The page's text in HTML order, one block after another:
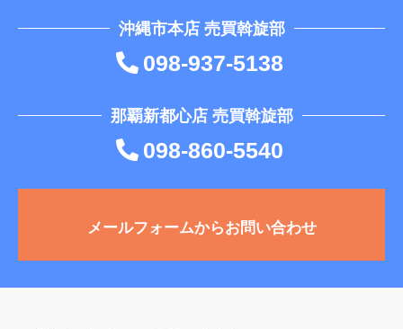
沖縄市本店 売買斡旋部
098-937-5138
那覇新都心店 売買斡旋部
098-860-5540
メールフォームからお問い合わせ